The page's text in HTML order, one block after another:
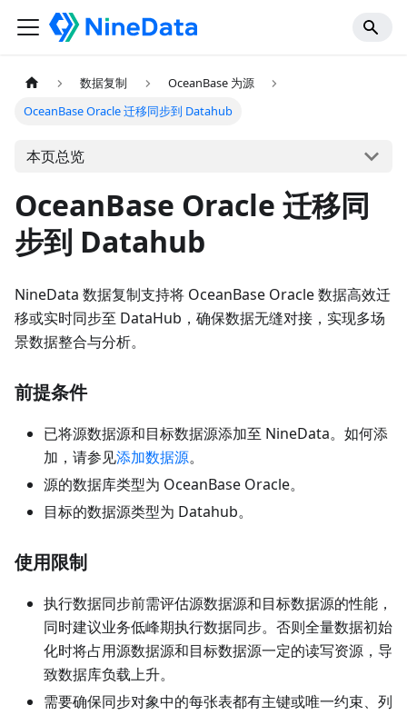
数据复制
OceanBase 为源
OceanBase Oracle 迁移同步到 Datahub
本页总览
OceanBase Oracle 迁移同
步到 Datahub
NineData 数据复制支持将 OceanBase Oracle 数据高效迁
移或实时同步至 DataHub，确保数据无缝对接，实现多场
景数据整合与分析。
前提条件
已将源数据源和目标数据源添加至 NineData。如何添
加，请参见添加数据源。
源的数据库类型为 OceanBase Oracle。
目标的数据源类型为 Datahub。
使用限制
执行数据同步前需评估源数据源和目标数据源的性能，
同时建议业务低峰期执行数据同步。否则全量数据初始
化时将占用源数据源和目标数据源一定的读写资源，导
致数据库负载上升。
需要确保同步对象中的每张表都有主键或唯一约束、列